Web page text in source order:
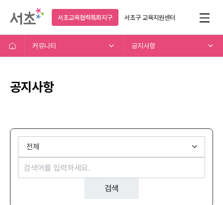
서초교육협력특화지구 서초구교육지원센터
커뮤니티 공지사항
공지사항
검색